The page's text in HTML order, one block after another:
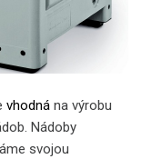
vhodná na výrobu
Nádoby
svojou